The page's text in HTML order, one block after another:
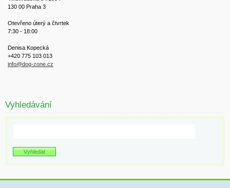
130 00 Praha 3
Otevřeno úterý a čtvrtek
7:30 - 18:00
Denisa Kopecká
+420 775 103 013
info@dog-zone.cz
Vyhledávání